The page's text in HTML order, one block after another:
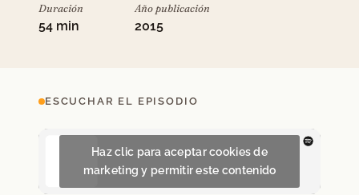
Duración
54 min
Año publicación
2015
ESCUCHAR EL EPISODIO
Haz clic para aceptar cookies de
marketing y permitir este contenido